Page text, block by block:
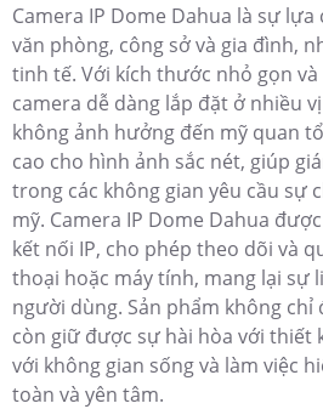
Camera IP Dome Dahua là sự
văn phòng, công sở và gia đình,
tinh tế. Với kích thước nhỏ gọn
camera dễ dàng lắp đặt ở nhiều
không ảnh hưởng đến mỹ quan
cao cho hình ảnh sắc nét, giúp
trong các không gian yêu cầu sự
mỹ. Camera IP Dome Dahua
kết nối IP, cho phép theo dõi và
thoại hoặc máy tính, mang lại sự
người dùng. Sản phẩm không chỉ
còn giữ được sự hài hòa với thiết
với không gian sống và làm việc
toàn và yên tâm.